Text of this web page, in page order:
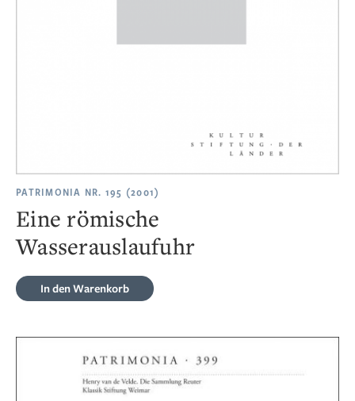
PATRIMONIA NR. 195 (2001)
Eine römische
Wasserauslaufuhr
In den Warenkorb